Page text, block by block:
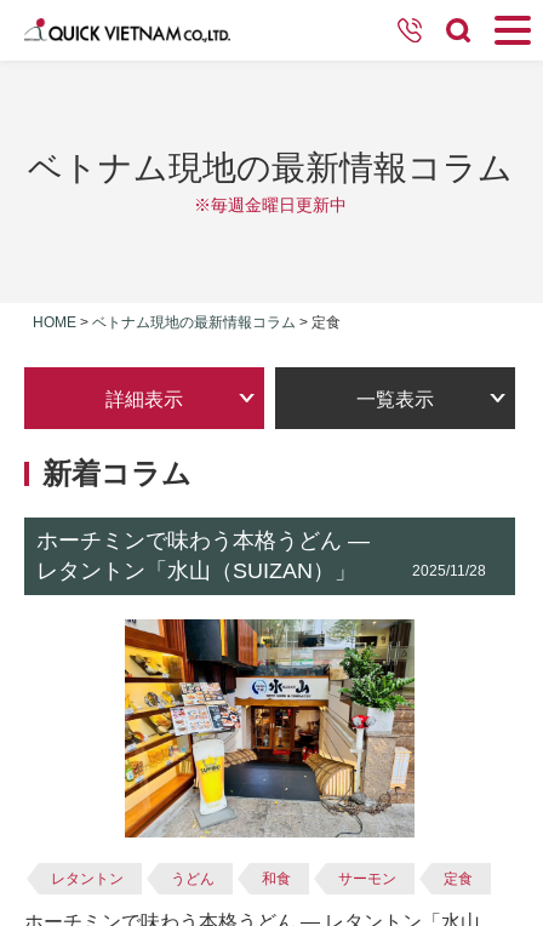
ベトナム現地の最新情報コラム
※毎週金曜日更新中
HOME > ベトナム現地の最新情報コラム > 定食
詳細表示 一覧表示
新着コラム
ホーチミンで味わう本格うどん ―
レタントン「水山（SUIZAN）」
2025/11/28
レタントン うどん 和食 サーモン 定食
ホーチミンで味わう本格うどん ― レタントン「水山